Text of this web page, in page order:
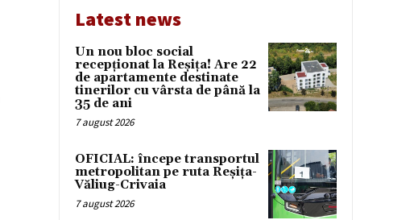
Latest news
Un nou bloc social
recepționat la Reșița! Are 22
de apartamente destinate
tinerilor cu vârsta de până la
35 de ani
7 august 2026
OFICIAL: începe transportul
metropolitan pe ruta Reșița-
Văliug-Crivaia
7 august 2026